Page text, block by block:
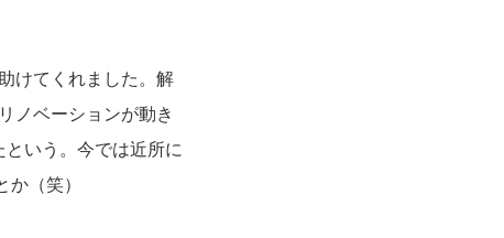
けてくれました。解
ノベーションが動き
いう。今では近所に
（笑）